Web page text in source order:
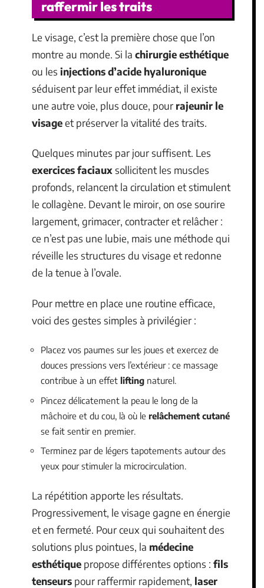
raffermir les traits
Le visage, c’est la première chose que l’on
montre au monde. Si la chirurgie esthétique
ou les injections d’acide hyaluronique
séduisent par leur effet immédiat, il existe
une autre voie, plus douce, pour rajeunir le
visageet préserver la vitalité des traits.
Quelques minutes par jour suffisent. Les
exercices faciauxsollicitent les muscles
profonds, relancent la circulation et stimulent
le collagène. Devant le miroir, on ose sourire
largement, grimacer, contracter et relâcher :
ce n’est pas une lubie, mais une méthode qui
réveille les structures du visage et redonne
de la tenue à l’ovale.
Pour mettre en place une routine efficace,
voici des gestes simples à privilégier :
Placez vos paumes sur les joues et exercez de
douces pressions vers l’extérieur : ce massage
contribue à un effet lifting naturel.
Pincez délicatement la peau le long de la
mâchoire et du cou, là où le relâchement cutané
se fait sentir en premier.
Terminez par de légers tapotements autour des
yeux pour stimuler la microcirculation.
La répétition apporte les résultats.
Progressivement, le visage gagne en énergie
et en fermeté. Pour ceux qui souhaitent des
solutions plus pointues, la médecine
esthétique propose différentes options : fils
tenseurs pour raffermir rapidement, laser